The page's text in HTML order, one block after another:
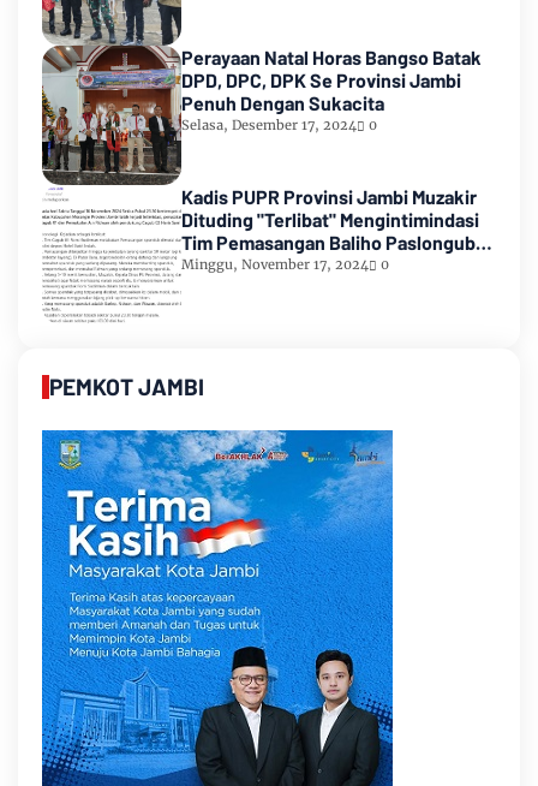
Perayaan Natal Horas Bangso Batak
DPD, DPC, DPK Se Provinsi Jambi
Penuh Dengan Sukacita
Selasa, Desember 17, 2024 0
Kadis PUPR Provinsi Jambi Muzakir
Dituding "Terlibat" Mengintimindasi
Tim Pemasangan Baliho Paslongub
Romi-Sudirman
Minggu, November 17, 2024 0
PEMKOT JAMBI